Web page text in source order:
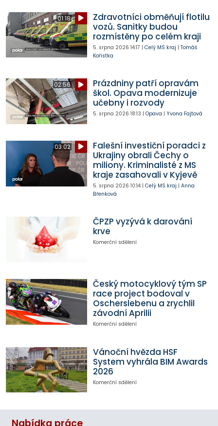
01:18
Zdravotníci obměňují flotilu
vozů. Sanitky budou
rozmístěny po celém kraji
5. srpna 2026 14:17 | Celý MS kraj | Tomáš
Kořistka
02:56
Prázdniny patří opravám
škol. Opava modernizuje
učebny i rozvody
5. srpna 2026 18:13 | Opava | Yvona Fajtová
03:02
Falešní investiční poradci z
Ukrajiny obrali Čechy o
miliony. Kriminalisté z MS
kraje zasahovali v Kyjevě
5. srpna 2026 10:14| Celý MS kraj | Anna
Břenková
ČPZP vyzývá k darování
krve
Komerční sdělení
Český motocyklový tým SP
race project bodoval v
Oscherslebenu a zrychlil
závodní Aprilii
Komerční sdělení
Vánoční hvězda HSF
System vyhrála BIM Awards
2026
Komerční sdělení
Nabídka práce